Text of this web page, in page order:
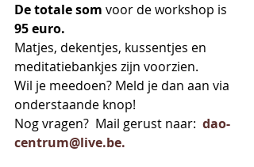
De totale som voor de workshop is
95 euro.
Matjes, dekentjes, kussentjes en
meditatiebankjes zijn voorzien.
Wil je meedoen? Meld je dan aan via
onderstaande knop!
Nog vragen?  Mail gerust naar: dao-
centrum@live.be.